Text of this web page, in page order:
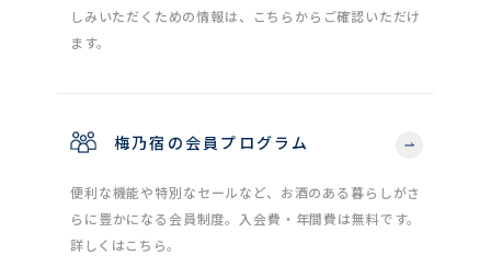
しみいただくための情報は、こちらからご確認いただけ
ます。
梅乃宿の会員プログラム
便利な機能や特別なセールなど、お酒のある暮らしがさ
らに豊かになる会員制度。入会費・年間費は無料です。
詳しくはこちら。